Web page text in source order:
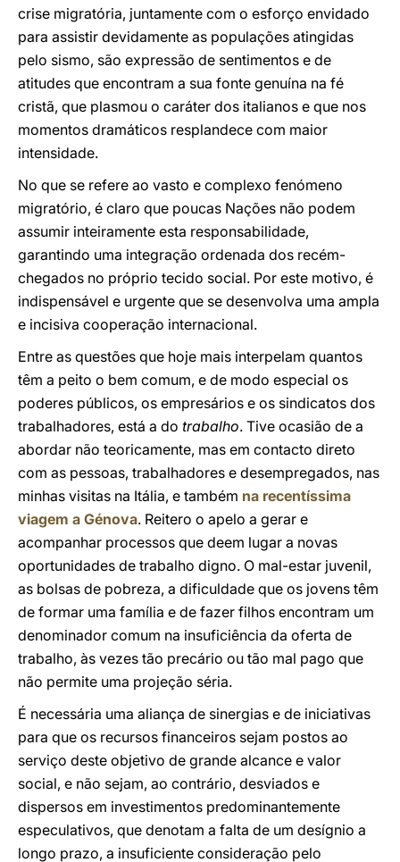
crise migratória, juntamente com o esforço envidado
para assistir devidamente as populações atingidas
pelo sismo, são expressão de sentimentos e de
atitudes que encontram a sua fonte genuína na fé
cristã, que plasmou o caráter dos italianos e que nos
momentos dramáticos resplandece com maior
intensidade.
No que se refere ao vasto e complexo fenómeno
migratório, é claro que poucas Nações não podem
assumir inteiramente esta responsabilidade,
garantindo uma integração ordenada dos recém-
chegados no próprio tecido social. Por este motivo, é
indispensável e urgente que se desenvolva uma ampla
e incisiva cooperação internacional.
Entre as questões que hoje mais interpelam quantos
têm a peito o bem comum, e de modo especial os
poderes públicos, os empresários e os sindicatos dos
trabalhadores, está a do trabalho. Tive ocasião de a
abordar não teoricamente, mas em contacto direto
com as pessoas, trabalhadores e desempregados, nas
minhas visitas na Itália, e também na recentíssima
viagem a Génova. Reitero o apelo a gerar e
acompanhar processos que deem lugar a novas
oportunidades de trabalho digno. O mal-estar juvenil,
as bolsas de pobreza, a dificuldade que os jovens têm
de formar uma família e de fazer filhos encontram um
denominador comum na insuficiência da oferta de
trabalho, às vezes tão precário ou tão mal pago que
não permite uma projeção séria.
É necessária uma aliança de sinergias e de iniciativas
para que os recursos financeiros sejam postos ao
serviço deste objetivo de grande alcance e valor
social, e não sejam, ao contrário, desviados e
dispersos em investimentos predominantemente
especulativos, que denotam a falta de um desígnio a
longo prazo, a insuficiente consideração pelo